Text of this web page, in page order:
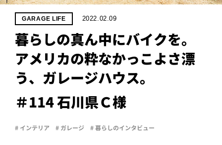
WHAT’S
LIFE
LABEL
GARAGE LIFE 2022.02.09
暮らしの真ん中にバイクを。
アメリカの粋なかっこよさ漂
う、ガレージハウス。
＃114 石川県Ｃ様
# インテリア # ガレージ # 暮らしのインタビュー